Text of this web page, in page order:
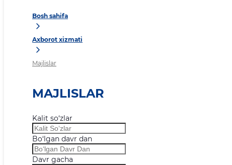
Bosh sahifa
Axborot xizmati
Majlislar
MAJLISLAR
Kalit so‘zlar
Bo‘lgan davr dan
Davr gacha